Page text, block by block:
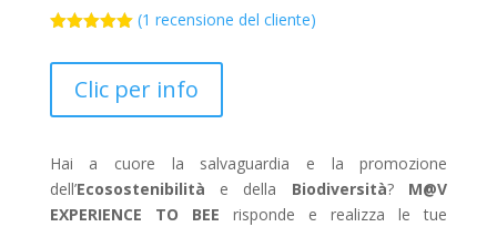
recensioni
(1 recensione del cliente)
Clic per info
Hai a cuore la salvaguardia e la promozione
dell’Ecosostenibilità e della Biodiversità? M@V
EXPERIENCE TO BEE risponde e realizza le tue